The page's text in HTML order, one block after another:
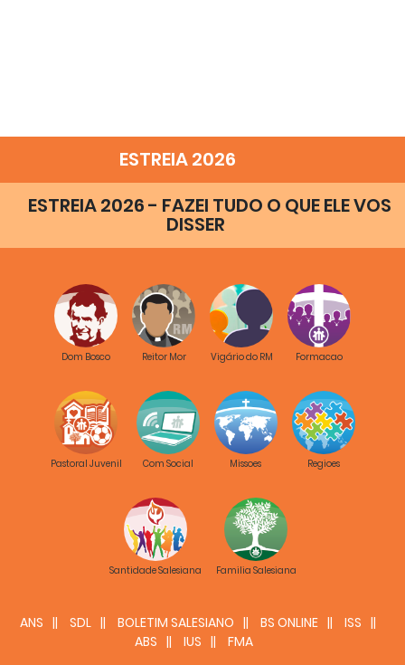
ESTREIA 2026
ESTREIA 2026 - FAZEI TUDO O QUE ELE VOS
DISSER
Dom Bosco Reitor Mor Vigário do RM Formacao
Pastoral Juvenil Com Social Missoes Regioes
Santidade Salesiana Familia Salesiana
ANS SDL BOLETIM SALESIANO BS ONLINE
ISS
ABS
IUS FMA